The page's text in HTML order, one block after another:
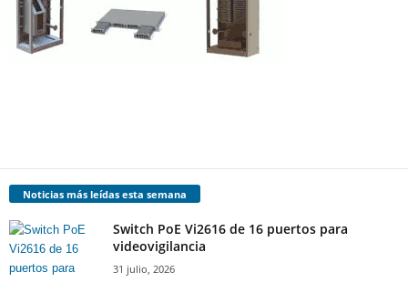
Noticias más leídas esta semana
Switch PoE Vi2616 de 16 puertos para
videovigilancia
31 julio, 2026